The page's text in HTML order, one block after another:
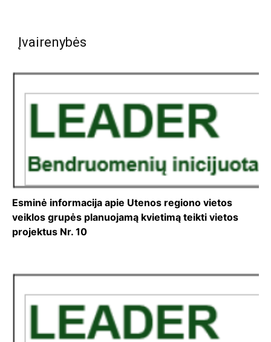
Įvairenybės
Esminė informacija apie Utenos regiono vietos
veiklos grupės planuojamą kvietimą teikti vietos
projektus Nr. 10